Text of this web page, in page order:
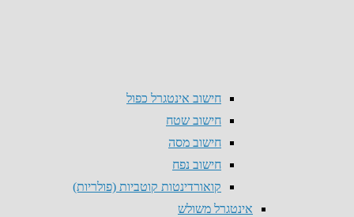
חישוב אינטגרל כפול
חישוב שטח
חישוב מסה
חישוב נפח
קואורדינטות קוטביות (פולריות)
אינטגרל משולש